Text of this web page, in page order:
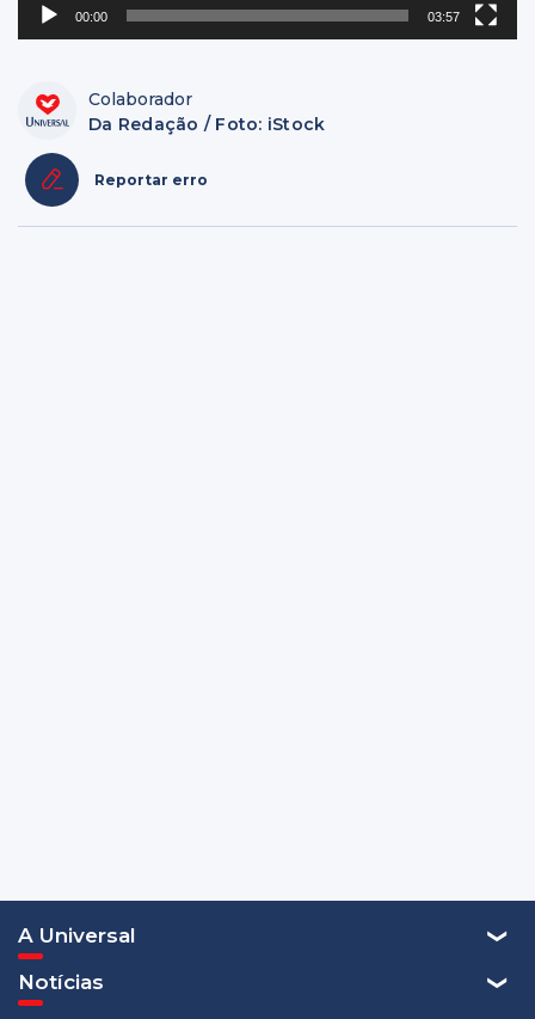
00:00 03:57
Colaborador
Da Redação / Foto: iStock
Reportar erro
A Universal
Notícias